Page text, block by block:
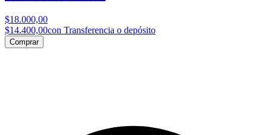
$18.000,00
$14.400,00con Transferencia o depósito
Comprar